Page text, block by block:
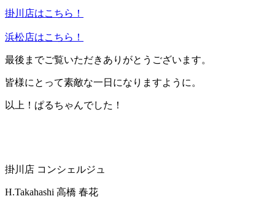
掛川店はこちら！
浜松店はこちら！
最後までご覧いただきありがとうございます。
皆様にとって素敵な一日になりますように。
以上！ぱるちゃんでした！
掛川店 コンシェルジュ
H.Takahashi 高橋 春花